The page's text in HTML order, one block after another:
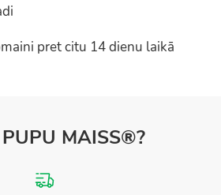
pret citu 14 dienu laikā
MAISS®?